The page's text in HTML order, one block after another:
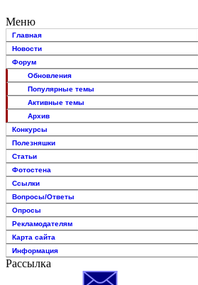
Меню
Главная
Новости
Форум
Обновления
Популярные темы
Активные темы
Архив
Конкурсы
Полезняшки
Статьи
Фотостена
Ссылки
Вопросы/Ответы
Опросы
Рекламодателям
Карта сайта
Информация
Рассылка